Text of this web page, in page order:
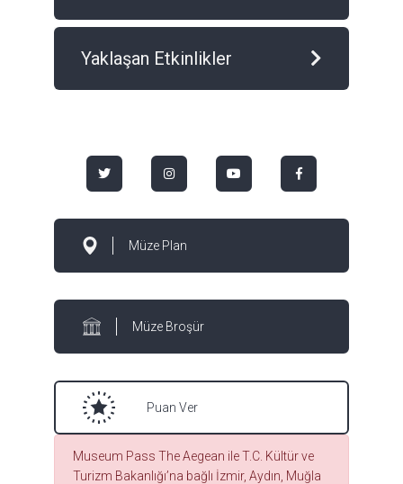
Museum Pass The Aegean ile T.C. Kültür ve
Turizm Bakanlığı’na bağlı İzmir, Aydın, Muğla
Yaklaşan Etkinlikler
Müze Plan
Müze Broşür
Puan Ver